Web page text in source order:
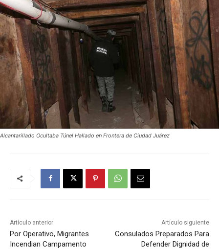
Alcantarillado Ocultaba Túnel Hallado en Frontera de Ciudad Juárez
Artículo anterior
Por Operativo, Migrantes
Incendian Campamento
Artículo siguiente
Consulados Preparados Para
Defender Dignidad de